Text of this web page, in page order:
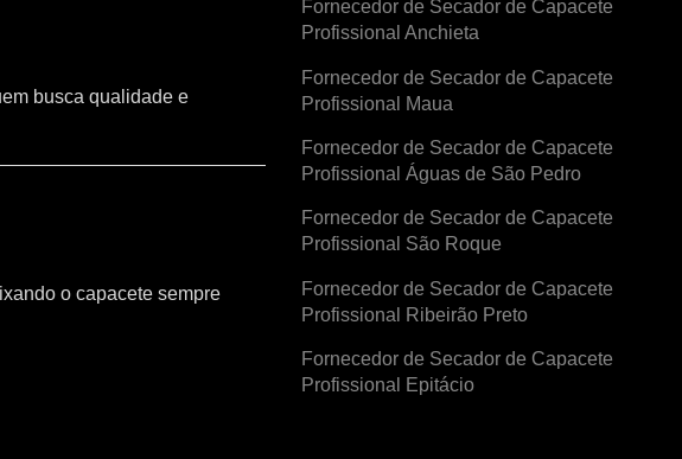
busca qualidade e
o capacete sempre
Fornecedor de Secador de Capacete
Profissional Anchieta
Fornecedor de Secador de Capacete
Profissional Maua
Fornecedor de Secador de Capacete
Profissional Águas de São Pedro
Fornecedor de Secador de Capacete
Profissional São Roque
Fornecedor de Secador de Capacete
Profissional Ribeirão Preto
Fornecedor de Secador de Capacete
Profissional Epitácio